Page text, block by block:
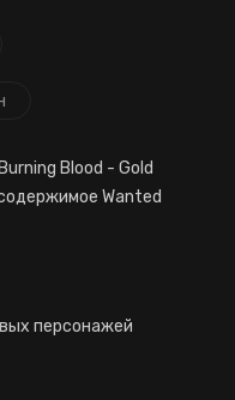
Blood - Gold
Wanted
персонажей